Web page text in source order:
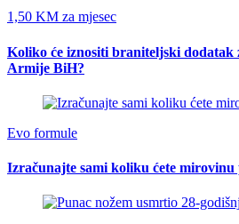
1,50 KM za mjesec
Koliko će iznositi braniteljski
Armije BiH?
Evo formule
Izračunajte sami koliku ćete